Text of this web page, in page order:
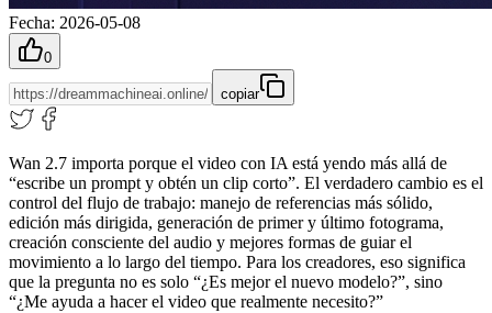
Fecha: 2026-05-08
0
copiar
Wan 2.7 importa porque el video con IA está yendo más allá de
“escribe un prompt y obtén un clip corto”. El verdadero cambio es el
control del flujo de trabajo: manejo de referencias más sólido,
edición más dirigida, generación de primer y último fotograma,
creación consciente del audio y mejores formas de guiar el
movimiento a lo largo del tiempo. Para los creadores, eso significa
que la pregunta no es solo “¿Es mejor el nuevo modelo?”, sino
“¿Me ayuda a hacer el video que realmente necesito?”